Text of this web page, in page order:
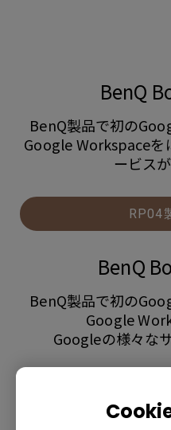
BenQ
BenQ製品で初の
Google Workspaceを
ービス
RP04
BenQ
BenQ製品で初の
Google
Googleの様々な